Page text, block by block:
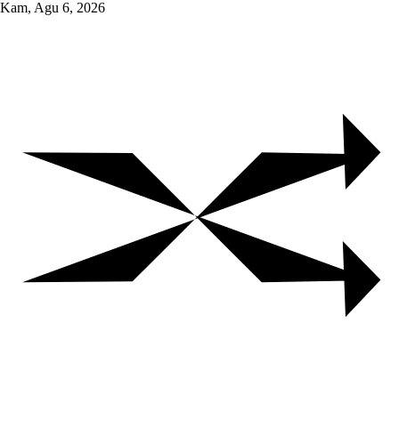
Skip
Kam, Agu 6, 2026